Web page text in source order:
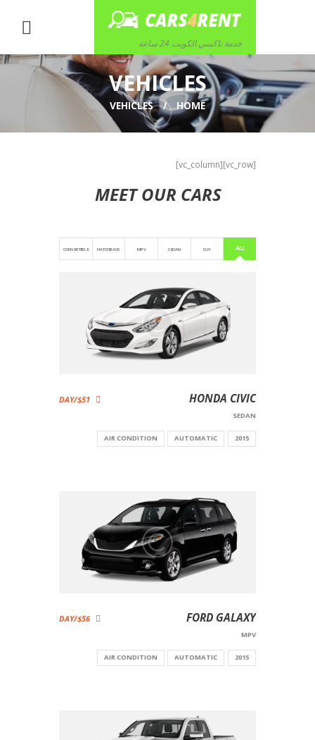
خدمة تاكسي الكويت 24 ساعة
VEHICLES
HOME
VEHICLES
[vc_row][vc_column]
MEET OUR CARS
ALL
SUV
SEDAN
MPV
HATCHBACK
CONVERTIBLE
HONDA CIVIC
SEDAN
$51/DAY
2015
AUTOMATIC
AIR CONDITION
FORD GALAXY
MPV
$56/DAY
2015
AUTOMATIC
AIR CONDITION